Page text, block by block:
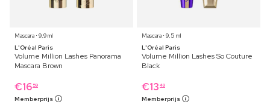
Mascara ⋅ 9,9 ml
L'Oréal Paris
Volume Million Lashes Panorama
Mascara Brown
€16 59
Memberprijs
Mascara ⋅ 9,5 ml
L'Oréal Paris
Volume Million Lashes So Couture
Black
€13 49
Memberprijs